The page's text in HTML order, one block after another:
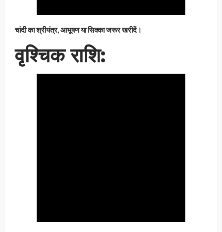
चांदी का श्रीयंत्र, आभूषण या सिक्का जरूर खरीदें।
वृश्चिक राशि: